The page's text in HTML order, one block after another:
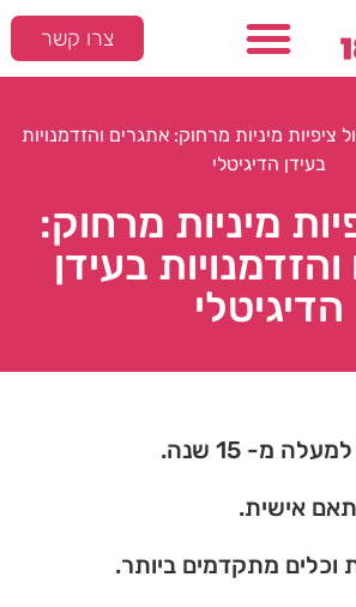
צרו קשר
ציפיות מיניות מרחוק: אתגרים והזדמנויות
בעידן הדיגיטלי
מיניות מרחוק:
בעידן
הדיגיטלי
מ- 15 שנה.
אישית.
וכלים מתקדמים ביותר.